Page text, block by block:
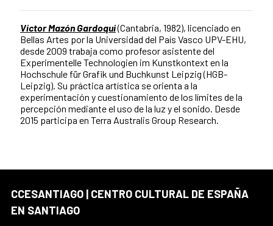
Víctor Mazón Gardoqui(Cantabria, 1982), licenciado en
Bellas Artes por la Universidad del País Vasco UPV-EHU,
desde 2009 trabaja como profesor asistente del
Experimentelle Technologien im Kunstkontext en la
Hochschule für Grafik und Buchkunst Leipzig (HGB-
Leipzig). Su práctica artística se orienta a la
experimentación y cuestionamiento de los límites de la
percepción mediante el uso de la luz y el sonido. Desde
2015 participa en Terra Australis Group Research.
CCESANTIAGO | CENTRO CULTURAL DE ESPAÑA
EN SANTIAGO